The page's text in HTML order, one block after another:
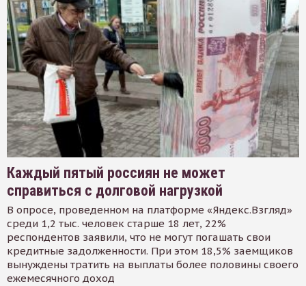
Каждый пятый россиян не может
справиться с долговой нагрузкой
В опросе, проведенном на платформе «Яндекс.Взгляд»
среди 1,2 тыс. человек старше 18 лет, 22%
респондентов заявили, что не могут погашать свои
кредитные задолженности. При этом 18,5% заемщиков
вынуждены тратить на выплаты более половины своего
ежемесячного доход